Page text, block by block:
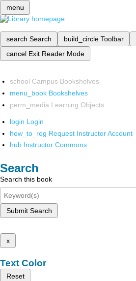
menu
search Search build_circle Toolbar
cancel Exit Reader Mode
school Campus Bookshelves
menu_book Bookshelves
perm_media Learning Objects
login Login
how_to_reg Request Instructor Account
hub Instructor Commons
Search
Search this book
Submit Search
x
Text Color
Reset